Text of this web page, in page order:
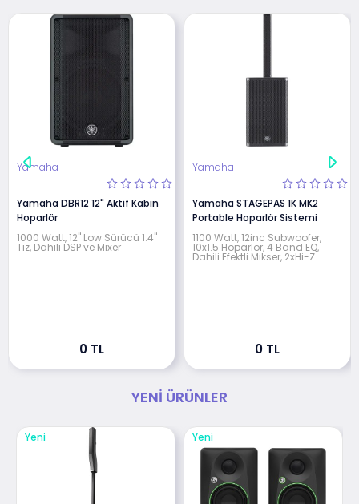
Yamaha
Yamaha DBR12 12" Aktif Kabin
Hoparlör
1000 Watt, 12" Low Sürücü 1.4"
Tiz, Dahili DSP ve Mixer
0 TL
Yamaha
Yamaha STAGEPAS 1K MK2
Portable Hoparlör Sistemi
1100 Watt, 12inc Subwoofer,
10x1.5 Hoparlör, 4 Band EQ,
Dahili Efektli Mikser, 2xHi-Z
0 TL
YENI ÜRÜNLER
Yeni Yeni